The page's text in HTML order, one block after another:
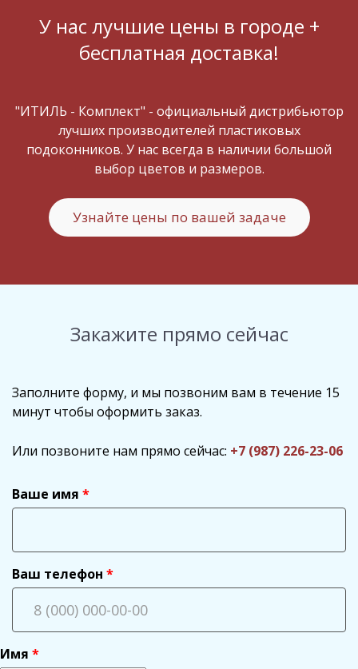
У нас лучшие цены в городе +
бесплатная доставка!
"ИТИЛЬ - Комплект" - официальный дистрибьютор
лучших производителей пластиковых
подоконников. У нас всегда в наличии большой
выбор цветов и размеров.
Узнайте цены по вашей задаче
Закажите прямо сейчас
Заполните форму, и мы позвоним вам в течение 15
минут чтобы оформить заказ.
Или позвоните нам прямо сейчас: +7 (987) 226-23-06
Ваше имя
Ваш телефон
Имя